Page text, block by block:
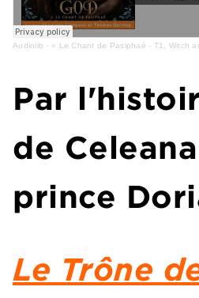
Audiolib · « Le Chant de Pasiphaé - T1, Witch and God » de Liv
Par
de
prince
Le Trône